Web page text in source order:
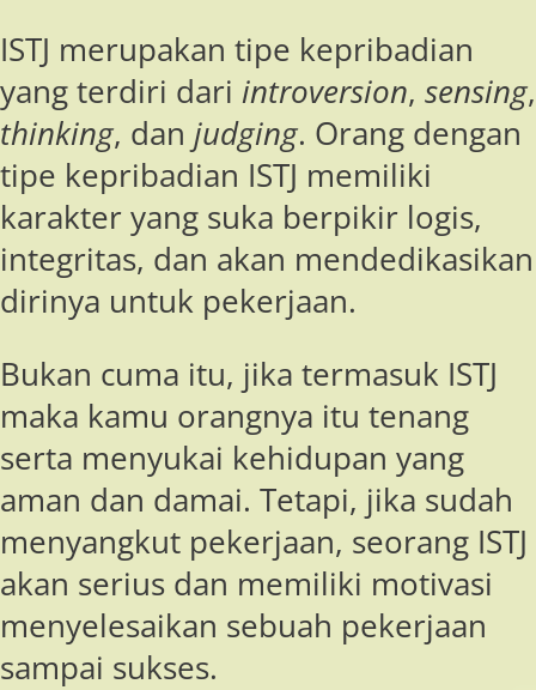
ISTJ merupakan tipe kepribadian
yang terdiri dari introversion, sensing,
thinking, dan judging. Orang dengan
tipe kepribadian ISTJ memiliki
karakter yang suka berpikir logis,
integritas, dan akan mendedikasikan
dirinya untuk pekerjaan.
Bukan cuma itu, jika termasuk ISTJ
maka kamu orangnya itu tenang
serta menyukai kehidupan yang
aman dan damai. Tetapi, jika sudah
menyangkut pekerjaan, seorang ISTJ
akan serius dan memiliki motivasi
menyelesaikan sebuah pekerjaan
sampai sukses.